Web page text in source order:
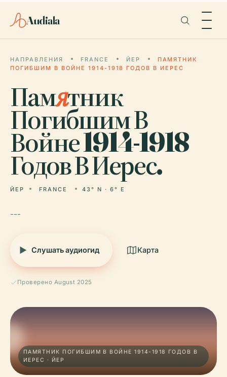
Audiala
НАПРАВЛЕНИЯ FRANCE ЙЕР
ПАМЯТНИК
ПОГИБШИМ В ВОЙНЕ 1914-1918 ГОДОВ В ИЕРЕС
Памятник
Погибшим В
Войне 1914-1918
Годов В Иерес.
ЙЕР FRANCE 43° N · 6° E
---
Слушать аудиогид Карта
Проверено August 2025
ПАМЯТНИК ПОГИБШИМ В ВОЙНЕ 1914-1918 ГОДОВ В
ИЕРЕС · ЙЕР